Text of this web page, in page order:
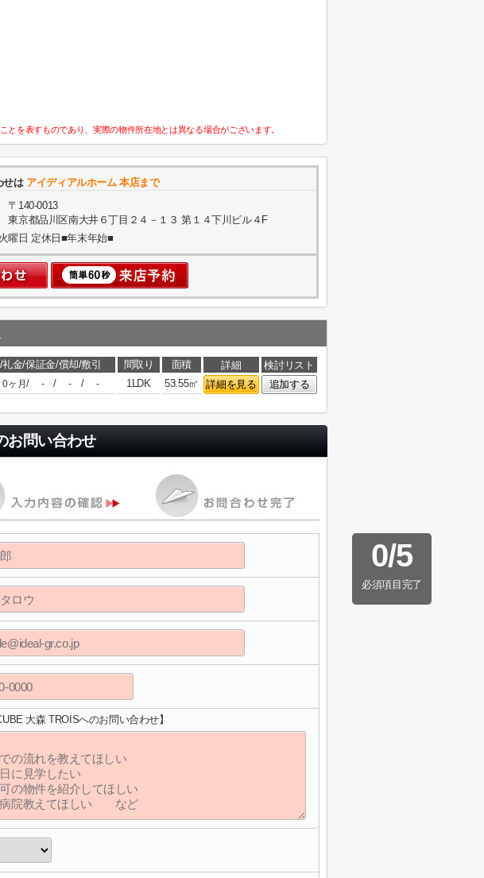
を表すものであり、実際の物件所在地とは異なる場合がございます。
せは アイディアルホーム 本店まで
〒140-0013
東京都品川区南大井６丁目２４－１３ 第１４下川ビル４F
曜日 定休日■年末年始■
金/保証金/償却/敷引 間取り 面積 詳細
検討リスト
0ヶ月/ - / - / - 1LDK 53.55㎡ 詳細を見る 追加する
お問い合わせ
0/5
必須項目完了
大森 TROISへのお問い合わせ】